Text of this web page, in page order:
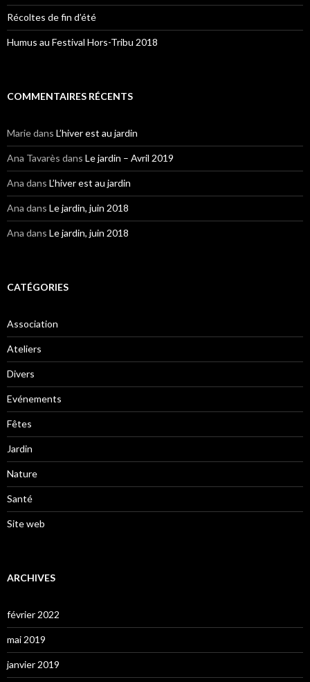
Récoltes de fin d’été
Humus au Festival Hors-Tribu 2018
COMMENTAIRES RÉCENTS
Mariedans L’hiver est au jardin
Ana Tavarès dans Le jardin – Avril 2019
Ana dans L’hiver est au jardin
Ana dans Le jardin, juin 2018
Ana dans Le jardin, juin 2018
CATÉGORIES
Association
Ateliers
Divers
Evénements
Fêtes
Jardin
Nature
Santé
Site web
ARCHIVES
février 2022
mai 2019
janvier 2019